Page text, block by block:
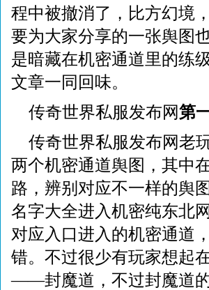
程中被撤消了，比方幻境
要为大家分享的一张舆图
是暗藏在机密通道里的
文章一同回味。
传奇世界私服发布网第
传奇世界私服发布网老
两个机密通道舆图，其中
路，辨别对应不一样的舆
名字大全进入机密纯东北
对应入口进入的机密通道
错。不过很少有玩家想起
——封魔道，不过封魔道